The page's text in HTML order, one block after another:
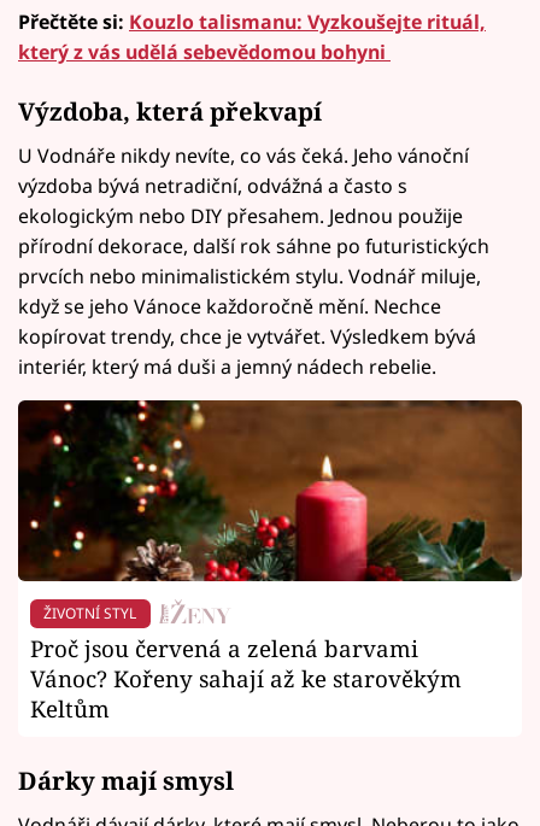
Přečtěte si: Kouzlo talismanu: Vyzkoušejte rituál,
který z vás udělá sebevědomou bohyni
Výzdoba, která překvapí
U Vodnáře nikdy nevíte, co vás čeká. Jeho vánoční
výzdoba bývá netradiční, odvážná a často s
ekologickým nebo DIY přesahem. Jednou použije
přírodní dekorace, další rok sáhne po futuristických
prvcích nebo minimalistickém stylu. Vodnář miluje,
když se jeho Vánoce každoročně mění. Nechce
kopírovat trendy, chce je vytvářet. Výsledkem bývá
interiér, který má duši a jemný nádech rebelie.
ŽIVOTNÍ STYL
Proč jsou červená a zelená barvami
Vánoc? Kořeny sahají až ke starověkým
Keltům
Dárky mají smysl